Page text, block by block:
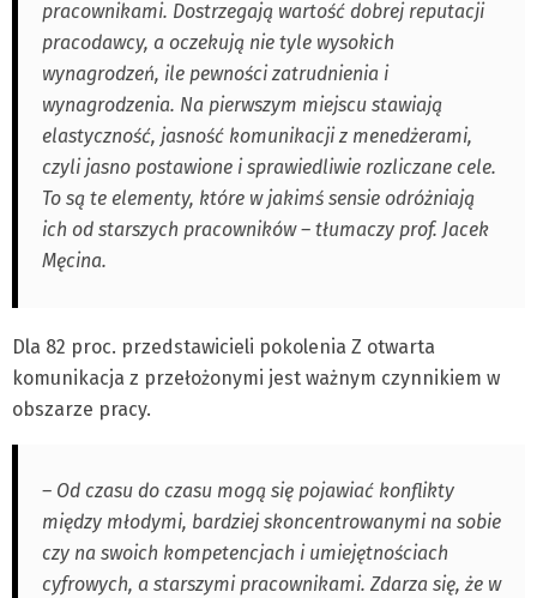
pracownikami. Dostrzegają wartość dobrej reputacji
pracodawcy, a oczekują nie tyle wysokich
wynagrodzeń, ile pewności zatrudnienia i
wynagrodzenia. Na pierwszym miejscu stawiają
elastyczność, jasność komunikacji z menedżerami,
czyli jasno postawione i sprawiedliwie rozliczane cele.
To są te elementy, które w jakimś sensie odróżniają
ich od starszych pracowników – tłumaczy prof. Jacek
Męcina.
Dla 82 proc. przedstawicieli pokolenia Z otwarta
komunikacja z przełożonymi jest ważnym czynnikiem w
obszarze pracy.
– Od czasu do czasu mogą się pojawiać konflikty
między młodymi, bardziej skoncentrowanymi na sobie
czy na swoich kompetencjach i umiejętnościach
cyfrowych, a starszymi pracownikami. Zdarza się, że w